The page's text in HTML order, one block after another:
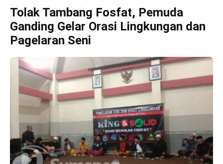
Tolak Tambang Fosfat, Pemuda
Ganding Gelar Orasi Lingkungan dan
Pagelaran Seni